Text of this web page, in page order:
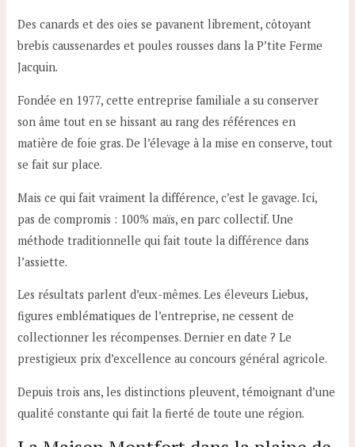
Des canards et des oies se pavanent librement, côtoyant
brebis caussenardes et poules rousses dans la P’tite Ferme
Jacquin.
Fondée en 1977, cette entreprise familiale a su conserver
son âme tout en se hissant au rang des références en
matière de foie gras. De l’élevage à la mise en conserve, tout
se fait sur place.
Mais ce qui fait vraiment la différence, c’est le gavage. Ici,
pas de compromis : 100% maïs, en parc collectif. Une
méthode traditionnelle qui fait toute la différence dans
l’assiette.
Les résultats parlent d’eux-mêmes. Les éleveurs Liebus,
figures emblématiques de l’entreprise, ne cessent de
collectionner les récompenses. Dernier en date ? Le
prestigieux prix d’excellence au concours général agricole.
Depuis trois ans, les distinctions pleuvent, témoignant d’une
qualité constante qui fait la fierté de toute une région.